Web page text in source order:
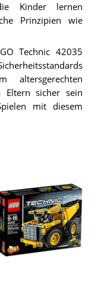
Kinder lernen
Prinzipien wie
Technic 42035
Eltern sicher sein
mit diesem